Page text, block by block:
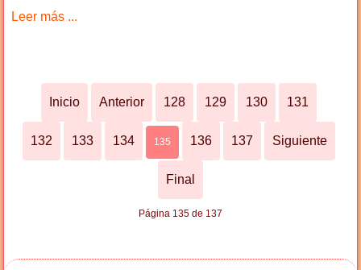
Leer más ...
Inicio Anterior 128 129 130 131
132 133 134 135 136 137 Siguiente
Final
Página 135 de 137